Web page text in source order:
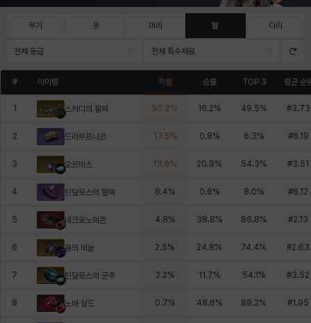
무기 옷 머리 팔 다리
전체 등급 전체 특수재료
# 아이템 픽률 승률 TOP 3 평균 순
1 스카디의 팔찌 50.2% 16.2% 49.5% #3.73
2 드라우프니르 17.5% 0.8% 6.3% #6.19
3 오르비스 13.9% 20.9% 54.3% #3.51
4 틴달로스의 팔찌 6.4% 0.6% 8.0% #6.12
5 네크로노미콘 4.8% 38.8% 86.8% #2.13
6 용의 비늘 2.5% 24.8% 74.4% #2.63
7 틴달로스의 군주 2.2% 11.7% 54.1 % #3.52
8 노바 실드 0.7% 48.6% 89.2% #1.95